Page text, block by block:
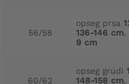
56/58
opseg prsa
136-146 cm,
9 cm
60/62
opseg grudi
148-158 cm,